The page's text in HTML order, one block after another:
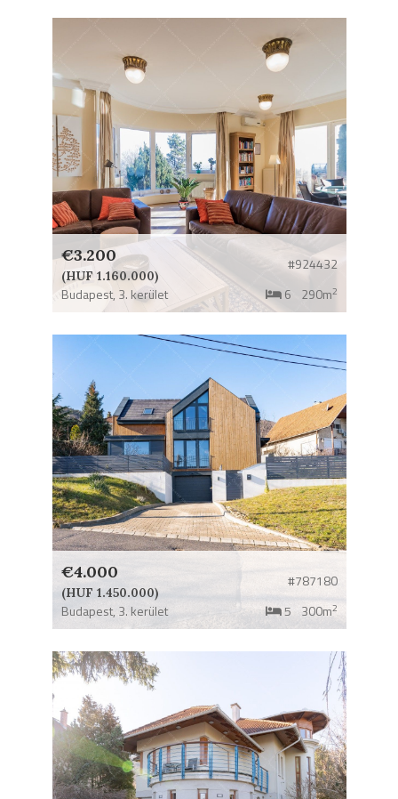
€3.200
(HUF 1.160.000)
#924432
Budapest, 3. kerület 6 290m2
€4.000
(HUF 1.450.000)
#787180
Budapest, 3. kerület 5 300m2